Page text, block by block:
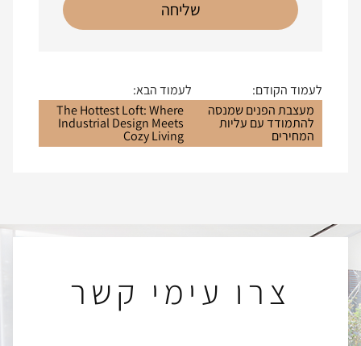
לעמוד הקודם:
מעצבת הפנים שמנסה
להתמודד עם עליות
המחירים
לעמוד הבא:
The Hottest Loft: Where
Industrial Design Meets
Cozy Living
צרו עימי קשר